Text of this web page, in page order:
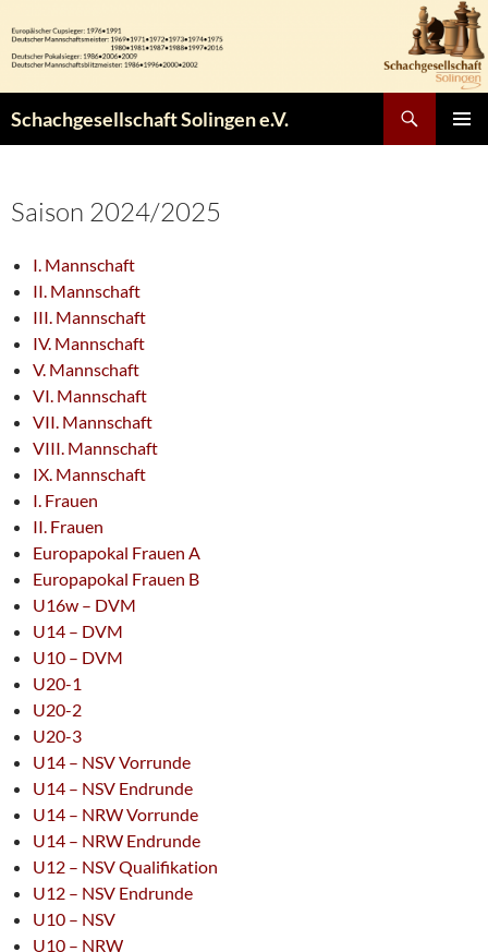
Inhalt
springen
Schachgesellschaft Solingen e.V.
Saison 2024/2025
I. Mannschaft
II. Mannschaft
III. Mannschaft
IV. Mannschaft
V. Mannschaft
VI. Mannschaft
VII. Mannschaft
VIII. Mannschaft
IX. Mannschaft
I. Frauen
II. Frauen
Europapokal Frauen A
Europapokal Frauen B
U16w – DVM
U14 – DVM
U10 – DVM
U20-1
U20-2
U20-3
U14 – NSV Vorrunde
U14 – NSV Endrunde
U14 – NRW Vorrunde
U14 – NRW Endrunde
U12 – NSV Qualifikation
U12 – NSV Endrunde
U10 – NSV
U10 – NRW